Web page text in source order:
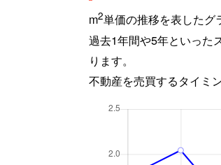
m2単価の推移を表したグ
過去1年間や5年といった
ります。
不動産を売買するタイミ